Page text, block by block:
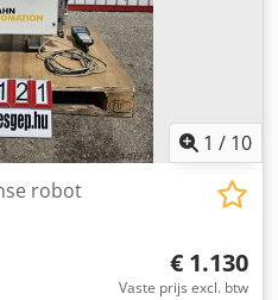
1 / 10
robot
€ 1.130
Vaste prijs excl. btw